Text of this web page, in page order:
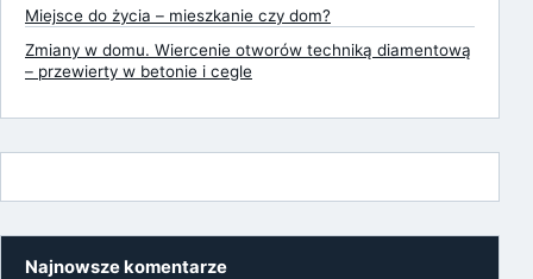
Miejsce do życia – mieszkanie czy dom?
Zmiany w domu. Wiercenie otworów techniką diamentową
– przewierty w betonie i cegle
Najnowsze komentarze